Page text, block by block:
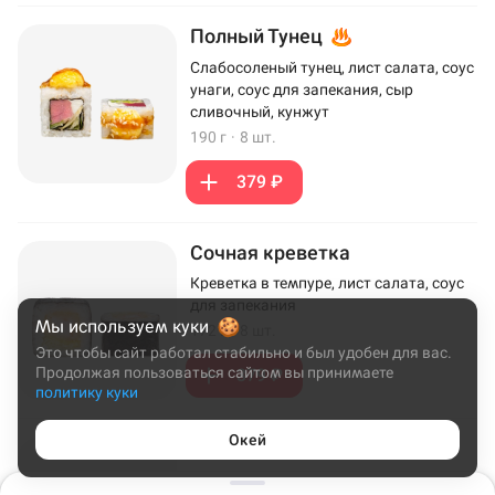
Полный Тунец
Слабосоленый тунец, лист салата, соус
унаги, соус для запекания, сыр
сливочный, кунжут
190 г · 8 шт.
379 ₽
Сочная креветка
Креветка в темпуре, лист салата, соус
172 г ·
379 ₽
Эби Хот
Креветка в темпуре, сыр Cremette,
Мы используем куки
Это чтобы сайт работал стабильно и был удобен для вас.
Продолжая пользоваться сайтом вы принимаете
политику куки
Окей